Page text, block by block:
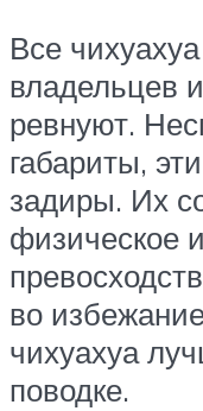
Все
владельцев
ревнуют.
габариты,
задиры. Их
физическое
во
чихуахуа
поводке.